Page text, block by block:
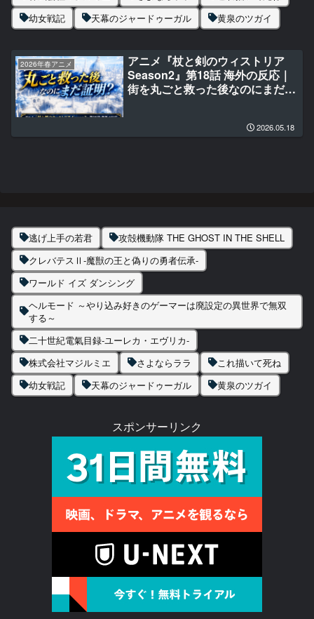
幼女戦記
天幕のジャードゥーガル 黄泉のツガイ
2026年春アニメ
アニメ『杖と剣のウィストリア
Season2』第18話 海外の反応｜
街を丸ごと救った後なのにまだ証
2026.05.18
逃げ上手の若君
攻殻機動隊 THE GHOST IN THE SHELL
クレバテスⅡ-魔獣の王と偽りの勇者伝承-
ワールド イズ ダンシング
ヘルモード ～やり込み好きのゲーマーは廃設定の異世界で無双
する～
二十世紀電氣目録-ユーレカ・エヴリカ-
株式会社マジルミエ
さよならララ
これ描いて死ね
幼女戦記
天幕のジャードゥーガル 黄泉のツガイ
スポンサーリンク